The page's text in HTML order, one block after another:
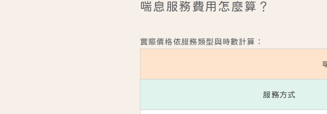
喘息服務費用怎麼算？
實際價格依服務類型與時數計算：
服務方式